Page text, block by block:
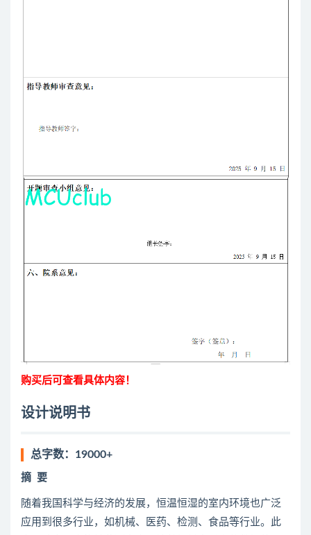
购买后可查看具体内容！
设计说明书
总字数：19000+
摘 要
随着我国科学与经济的发展，恒温恒湿的室内环境也广泛
应用到很多行业，如机械、医药、检测、食品等行业。此